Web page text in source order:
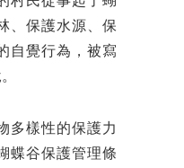
、保護水源、保
自覺行為，被寫
多樣性的保護力
蝶谷保護管理條